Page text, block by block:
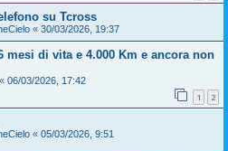
su Tcross
« 30/03/2026, 19:37
mesi di vita e 4.000 Km e ancora non
« 06/03/2026, 17:42
1 2
« 05/03/2026, 9:51